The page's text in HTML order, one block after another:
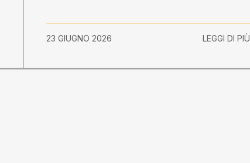
2026” – CUP
E81B26000210003
23 GIUGNO 2026 LEGGI DI PIÙ